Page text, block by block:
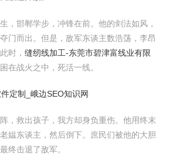
，邯郸学步，冲锋在前。他的剑法如风，
门而出。但是，敌军东谈主数浩荡，李昂
时， 缝纫线加工-东莞市碧津富线业有限
在战火之中，死活一线。
定制_峨边SEO知识网
，救出孩子，我方却身负重伤。他用终末
媪东谈主，然后倒下。庶民们被他的大胆
终击退了敌军。